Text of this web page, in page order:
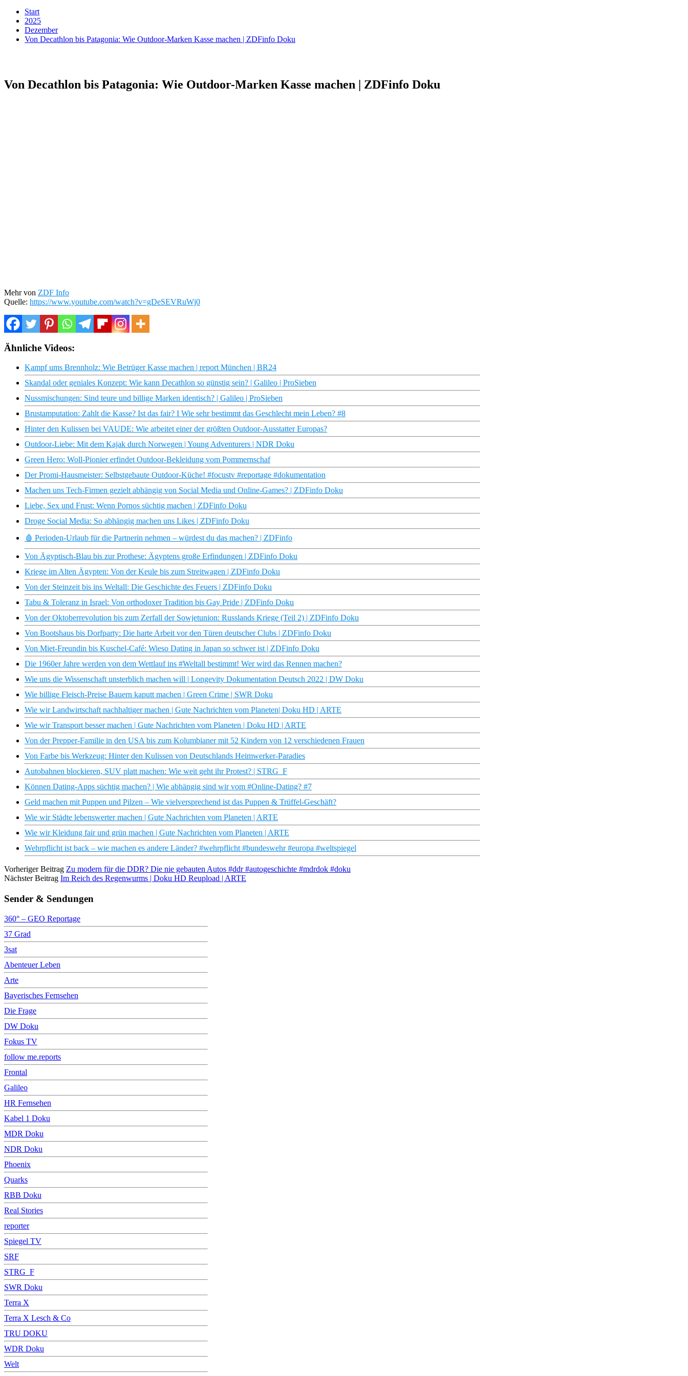
Start
2025
Dezember
Von Decathlon bis Patagonia: Wie Outdoor-Marken Kasse machen | ZDFinfo Doku
Von Decathlon bis Patagonia: Wie Outdoor-Marken Kasse machen | ZDFinfo Doku
Mehr von ZDF Info
Quelle: https://www.youtube.com/watch?v=gDeSEVRuWj0
Ähnliche Videos:
Kampf ums Brennholz: Wie Betrüger Kasse machen | report München | BR24
Skandal oder geniales Konzept: Wie kann Decathlon so günstig sein? | Galileo | ProSieben
Nussmischungen: Sind teure und billige Marken identisch? | Galileo | ProSieben
Brustamputation: Zahlt die Kasse? Ist das fair? I Wie sehr bestimmt das Geschlecht mein Leben? #8
Hinter den Kulissen bei VAUDE: Wie arbeitet einer der größten Outdoor-Ausstatter Europas?
Outdoor-Liebe: Mit dem Kajak durch Norwegen | Young Adventurers | NDR Doku
Green Hero: Woll-Pionier erfindet Outdoor-Bekleidung vom Pommernschaf
Der Promi-Hausmeister: Selbstgebaute Outdoor-Küche! #focustv #reportage #dokumentation
Machen uns Tech-Firmen gezielt abhängig von Social Media und Online-Games? | ZDFinfo Doku
Liebe, Sex und Frust: Wenn Pornos süchtig machen | ZDFinfo Doku
Droge Social Media: So abhängig machen uns Likes | ZDFinfo Doku
🩸 Perioden-Urlaub für die Partnerin nehmen – würdest du das machen? | ZDFinfo
Von Ägyptisch-Blau bis zur Prothese: Ägyptens große Erfindungen | ZDFinfo Doku
Kriege im Alten Ägypten: Von der Keule bis zum Streitwagen | ZDFinfo Doku
Von der Steinzeit bis ins Weltall: Die Geschichte des Feuers | ZDFinfo Doku
Tabu & Toleranz in Israel: Von orthodoxer Tradition bis Gay Pride | ZDFinfo Doku
Von der Oktoberrevolution bis zum Zerfall der Sowjetunion: Russlands Kriege (Teil 2) | ZDFinfo Doku
Von Bootshaus bis Dorfparty: Die harte Arbeit vor den Türen deutscher Clubs | ZDFinfo Doku
Von Miet-Freundin bis Kuschel-Café: Wieso Dating in Japan so schwer ist | ZDFinfo Doku
Die 1960er Jahre werden von dem Wettlauf ins #Weltall bestimmt! Wer wird das Rennen machen?
Wie uns die Wissenschaft unsterblich machen will | Longevity Dokumentation Deutsch 2022 | DW Doku
Wie billige Fleisch-Preise Bauern kaputt machen | Green Crime | SWR Doku
Wie wir Landwirtschaft nachhaltiger machen | Gute Nachrichten vom Planeten| Doku HD | ARTE
Wie wir Transport besser machen | Gute Nachrichten vom Planeten | Doku HD | ARTE
Von der Prepper-Familie in den USA bis zum Kolumbianer mit 52 Kindern von 12 verschiedenen Frauen
Von Farbe bis Werkzeug: Hinter den Kulissen von Deutschlands Heimwerker-Paradies
Autobahnen blockieren, SUV platt machen: Wie weit geht ihr Protest? | STRG_F
Können Dating-Apps süchtig machen? | Wie abhängig sind wir vom #Online-Dating? #7
Geld machen mit Puppen und Pilzen – Wie vielversprechend ist das Puppen & Trüffel-Geschäft?
Wie wir Städte lebenswerter machen | Gute Nachrichten vom Planeten | ARTE
Wie wir Kleidung fair und grün machen | Gute Nachrichten vom Planeten | ARTE
Wehrpflicht ist back – wie machen es andere Länder? #wehrpflicht #bundeswehr #europa #weltspiegel
Vorheriger Beitrag Zu modern für die DDR? Die nie gebauten Autos #ddr #autogeschichte #mdrdok #doku
Nächster Beitrag Im Reich des Regenwurms | Doku HD Reupload | ARTE
Sender & Sendungen
360° – GEO Reportage
37 Grad
3sat
Abenteuer Leben
Arte
Bayerisches Fernsehen
Die Frage
DW Doku
Fokus TV
follow me.reports
Frontal
Galileo
HR Fernsehen
Kabel 1 Doku
MDR Doku
NDR Doku
Phoenix
Quarks
RBB Doku
Real Stories
reporter
Spiegel TV
SRF
STRG_F
SWR Doku
Terra X
Terra X Lesch & Co
TRU DOKU
WDR Doku
Welt